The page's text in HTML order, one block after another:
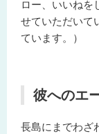
ロー、いいねを
せていただいて
ています。）
彼へのエ
長島にまでわざ